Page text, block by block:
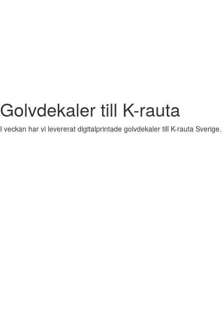
Golvdekaler till K-rauta
I veckan har vi levererat digitalprintade golvdekaler till K-rauta Sverige.